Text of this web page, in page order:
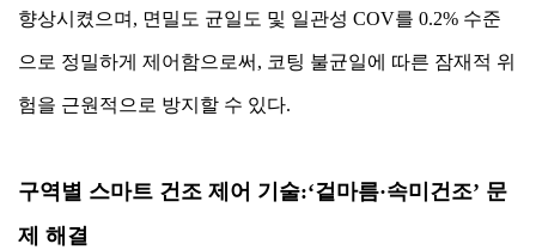
향상시켰으며, 면밀도 균일도 및 일관성 COV를 0.2% 수준
으로 정밀하게 제어함으로써, 코팅 불균일에 따른 잠재적 위
험을 근원적으로 방지할 수 있다.
구역별 스마트 건조 제어 기술:‘겉마름·속미건조’ 문
제 해결